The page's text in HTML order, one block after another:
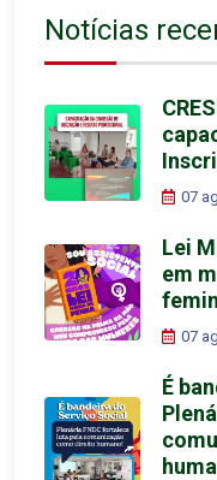
Notícias
07
Lei
em
07
É